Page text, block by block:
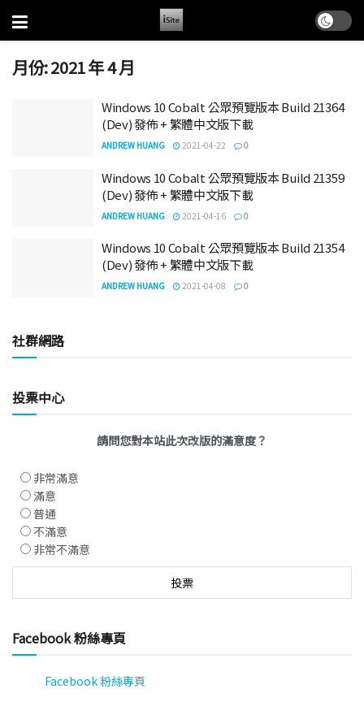
月份:2021 年 4 月
Windows 10 Cobalt 公眾預覽版本 Build 21364
(Dev) 發佈 + 繁體中文版下載
ANDREW HUANG 2021-04-22 0
Windows 10 Cobalt 公眾預覽版本 Build 21359
(Dev) 發佈 + 繁體中文版下載
ANDREW HUANG 2021-04-16 0
Windows 10 Cobalt 公眾預覽版本 Build 21354
(Dev) 發佈 + 繁體中文版下載
ANDREW HUANG 2021-04-08 0
社群網路
投票中心
請問您對本站此次改版的滿意度？
非常滿意
滿意
普通
不滿意
非常不滿意
Facebook 粉絲專頁
Facebook 粉絲專頁